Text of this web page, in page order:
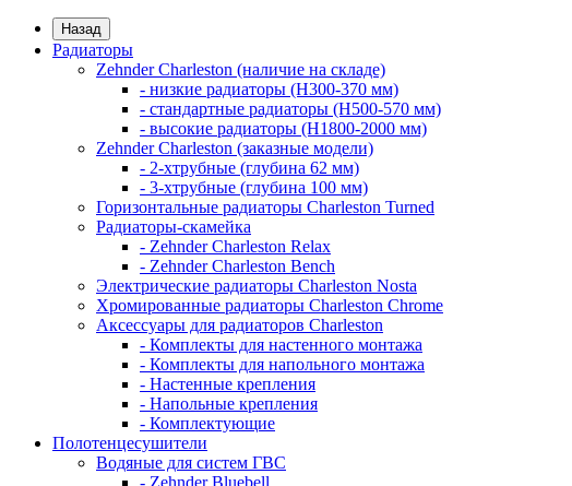
Назад
Радиаторы
Zehnder Charleston (наличие на складе)
- низкие радиаторы (H300-370 мм)
- стандартные радиаторы (H500-570 мм)
- высокие радиаторы (H1800-2000 мм)
Zehnder Charleston (заказные модели)
- 2-хтрубные (глубина 62 мм)
- 3-хтрубные (глубина 100 мм)
Горизонтальные радиаторы Charleston Turned
Радиаторы-скамейка
- Zehnder Charleston Relax
- Zehnder Charleston Bench
Электрические радиаторы Charleston Nosta
Хромированные радиаторы Charleston Chrome
Аксессуары для радиаторов Charleston
- Комплекты для настенного монтажа
- Комплекты для напольного монтажа
- Настенные крепления
- Напольные крепления
- Комплектующие
Полотенцесушители
Водяные для систем ГВС
- Zehnder Bluebell